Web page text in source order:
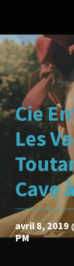
Cie
Les
Cave
avril 8, 2019
PM